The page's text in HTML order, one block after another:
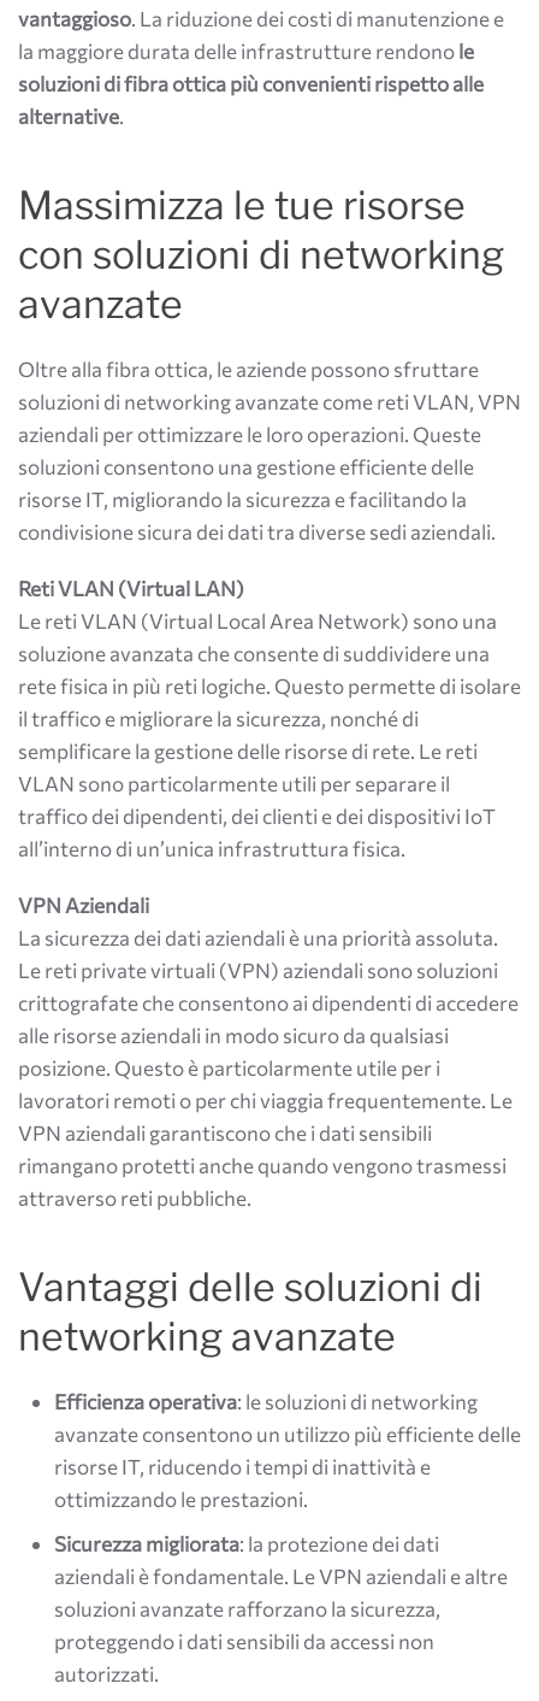
vantaggioso. La riduzione dei costi di manutenzione e
la maggiore durata delle infrastrutture rendonole
soluzioni di fibra ottica più convenienti rispetto alle
alternative.
Massimizza le tue risorse
con soluzioni di networking
avanzate
Oltre alla fibra ottica, le aziende possono sfruttare
soluzioni di networking avanzate come reti VLAN, VPN
aziendali per ottimizzare le loro operazioni. Queste
soluzioni consentono una gestione efficiente delle
risorse IT, migliorando la sicurezza e facilitando la
condivisione sicura dei dati tra diverse sedi aziendali.
Reti VLAN (Virtual LAN)
Le reti VLAN (Virtual Local Area Network) sono una
soluzione avanzata che consente di suddividere una
rete fisica in più reti logiche. Questo permette di isolare
il traffico e migliorare la sicurezza, nonché di
semplificare la gestione delle risorse di rete. Le reti
VLAN sono particolarmente utili per separare il
traffico dei dipendenti, dei clienti e dei dispositivi IoT
all’interno di un’unica infrastruttura fisica.
VPN Aziendali
La sicurezza dei dati aziendali è una priorità assoluta.
Le reti private virtuali (VPN) aziendali sono soluzioni
crittografate che consentono ai dipendenti di accedere
alle risorse aziendali in modo sicuro da qualsiasi
posizione. Questo è particolarmente utile per i
lavoratori remoti o per chi viaggia frequentemente. Le
VPN aziendali garantiscono che i dati sensibili
rimangano protetti anche quando vengono trasmessi
attraverso reti pubbliche.
Vantaggi delle soluzioni di
networking avanzate
Efficienza operativa: le soluzioni di networking
avanzate consentono un utilizzo più efficiente delle
risorse IT, riducendo i tempi di inattività e
ottimizzando le prestazioni.
Sicurezza migliorata: la protezione dei dati
aziendali è fondamentale. Le VPN aziendali e altre
soluzioni avanzate rafforzano la sicurezza,
proteggendo i dati sensibili da accessi non
autorizzati.